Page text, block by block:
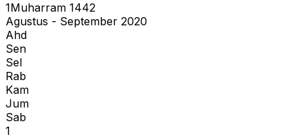
1Muharram 1442
Agustus - September 2020
Ahd
Sen
Sel
Rab
Kam
Jum
Sab
1